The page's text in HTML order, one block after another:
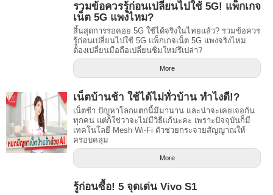
รวมข้อควรรู้ก่อนเปลี่ยนไปใช้ 5G! แพ็กเกจ
เน็ต 5G แพงไหม?
สิ้นสุดการรอคอย 5G ใช้ได้จริงในไทยแล้ว? รวมข้อควร
รู้ก่อนเปลี่ยนไปใช้ 5G แพ็กเกจเน็ต 5G แพงจริงไหม
ต้องเปลี่ยนมือถือเปลี่ยนซิมใหม่รึเปล่า?
More
เน็ตบ้านช้า ใช้ได้ไม่ทั่วบ้าน ทำไงดี!?
เน็ตช้า ปัญหาโลกแตกนี้มีมานาน และน่าจะเคยเจอกัน
ทุกคน แต่ก็ใช่ว่าจะไม่มีวิธีแก้นะคะ เพราะปัจจุบันก็มี
เทคโนโลยี Mesh Wi-Fi ตัวช่วยกระจายสัญญาณให้
ครอบคลุม
More
รู้ก่อนซื้อ! 5 จุดเด่น Vivo S1